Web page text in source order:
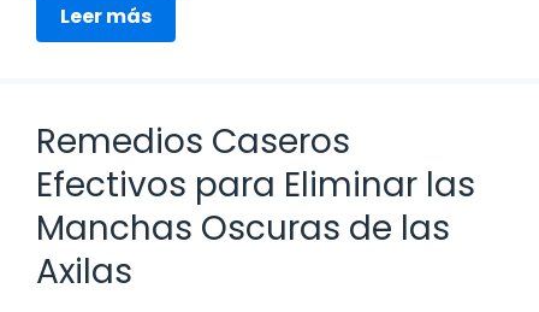
Leer más
Remedios Caseros
Efectivos para Eliminar las
Manchas Oscuras de las
Axilas